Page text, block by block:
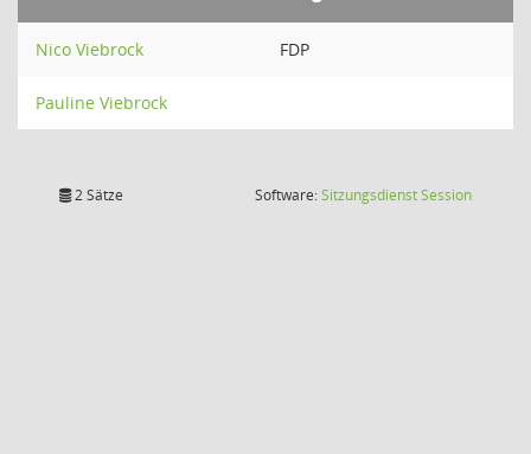
Nico Viebrock FDP
Pauline Viebrock
2 Sätze Software:SitzungsdienstSession(Wird in